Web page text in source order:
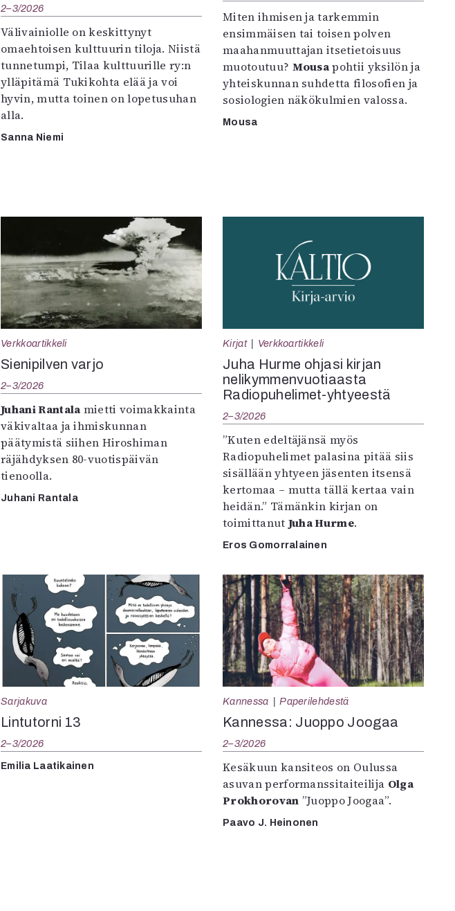
2–3/2026
Välivainiolle on keskittynyt
omaehtoisen kulttuurin tiloja. Niistä
tunnetumpi, Tilaa kulttuurille ry:n
ylläpitämä Tukikohta elää ja voi
hyvin, mutta toinen on lopetusuhan
alla.
Sanna Niemi
Miten ihmisen ja tarkemmin
ensimmäisen tai toisen polven
maahanmuuttajan itsetietoisuus
muotoutuu? Mousapohtii yksilön ja
yhteiskunnan suhdetta filosofien ja
sosiologien näkökulmien valossa.
Mousa
Verkkoartikkeli
Sienipilven varjo
2–3/2026
Juhani Rantala mietti voimakkainta
väkivaltaa ja ihmiskunnan
päätymistä siihen Hiroshiman
räjähdyksen 80-vuotispäivän
tienoolla.
Juhani Rantala
Kirjat Verkkoartikkeli
Juha Hurme ohjasi kirjan
nelikymmenvuotiaasta
Radiopuhelimet-yhtyeestä
2–3/2026
”Kuten edeltäjänsä myös
Radiopuhelimet palasina pitää siis
sisällään yhtyeen jäsenten itsensä
kertomaa – mutta tällä kertaa vain
heidän.” Tämänkin kirjan on
toimittanut Juha Hurme.
Eros Gomorralainen
Sarjakuva
Lintutorni 13
2–3/2026
Emilia Laatikainen
Kannessa Paperilehdestä
Kannessa: Juoppo Joogaa
2–3/2026
Kesäkuun kansiteos on Oulussa
asuvan performanssitaiteilija Olga
Prokhorovan ”Juoppo Joogaa”.
Paavo J. Heinonen